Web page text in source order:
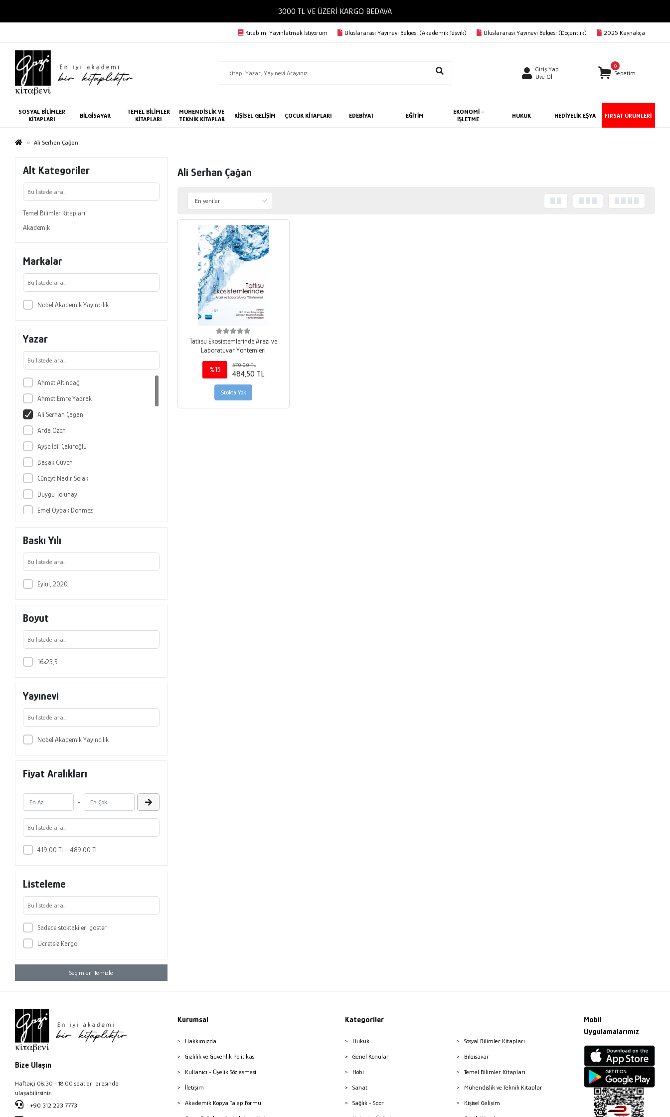
3000 TL VE ÜZERİ KARGO BEDAVA
Kitabımı Yayınlatmak İstiyorum Uluslararası Yayınevi Belgesi (Akademik Teşvik) Uluslararası Yayınevi Belgesi (Doçentlik) 2025 Kaynakça
Giriş Yap
Üye Ol
0
Sepetim
SOSYAL BİLİMLER
KİTAPLARI
BİLGİSAYAR
TEMEL BİLİMLER
KİTAPLARI
MÜHENDİSLİK VE
TEKNİK KİTAPLAR
KİŞİSEL GELİŞİM ÇOCUK KİTAPLARI EDEBİYAT EĞİTİM
EKONOMİ -
İŞLETME
HUKUK HEDİYELİK EŞYA FIRSAT ÜRÜNLERİ
Ali Serhan Çağan
Alt Kategoriler
Temel Bilimler Kitapları
Akademik
Markalar
Nobel Akademik Yayıncılık
Yazar
Ahmet Altındağ
Ahmet Emre Yaprak
Ali Serhan Çağan
Arda Özen
Ayşe İdil Çakıroğlu
Başak Güven
Cüneyt Nadir Solak
Duygu Tolunay
Emel Oybak Dönmez
Esra Elif Aydın Dede
Esra Mine Ünal
Eti Ester Levi
Gizem Bezirci
Gürçay Kıvanç Akyıldız
Harun Aydın
Nehir Kaymak
Nilsun Demir
Şeyda Erdoğan
Tamer Çırak
Ülkü Nihan Tavşanoğlu
Yaşar Aluç
Zeynep Akdoğan
Baskı Yılı
Eylül, 2020
Boyut
16x23,5
Yayınevi
Nobel Akademik Yayıncılık
Fiyat Aralıkları
-
419,00 TL - 489,00 TL
Listeleme
Sadece stoktakileri göster
Ücretsiz Kargo
Seçimleri Temizle
Ali Serhan Çağan
Tatlısu Ekosistemlerinde Arazi ve
Laboratuvar Yöntemleri
%15
570,00 TL
484,50 TL
Stokta Yok
Bize Ulaşın
Haftaiçi 08:30 - 18:00 saatleri arasında
ulaşabilirsiniz.
+90 312 223 7773
Kurumsal
Hakkımızda
Gizlilik ve Güvenlik Politikası
Kullanıcı - Üyelik Sözleşmesi
İletişim
Akademik Kopya Talep Formu
Kategoriler
Hukuk
Genel Konular
Hobi
Sanat
Sağlık - Spor
Sosyal Bilimler Kitapları
Bilgisayar
Temel Bilimler Kitapları
Mühendislik ve Teknik Kitaplar
Kişisel Gelişim
Mobil
Uygulamalarımız